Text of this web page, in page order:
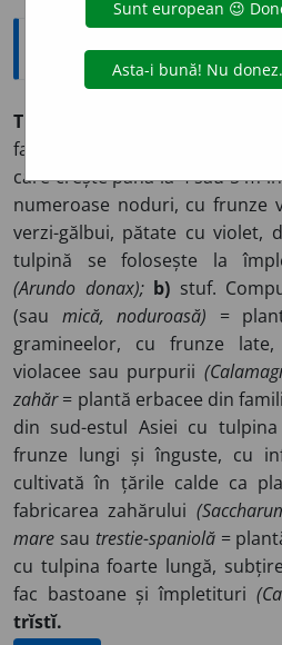
Explicative DEX
TR
Numele a
familia gramineelor, cu tulpina
care crește până la 4 sau 5 m
numeroase noduri, cu frunze
verzi-gălbui, pătate cu violet,
tulpină se folosește la
(Arundo donax); b) stuf.
(sau mică, noduroasă) =
gramineelor, cu frunze
violacee sau purpurii
zahăr= plantă erbacee din
din sud-estul Asiei cu
frunze lungi și înguste, cu
cultivată în țările calde ca
fabricarea zahărului
mare sau trestie-spaniolă=
cu tulpina foarte lungă,
fac bastoane și împletituri
trĭstĭ.